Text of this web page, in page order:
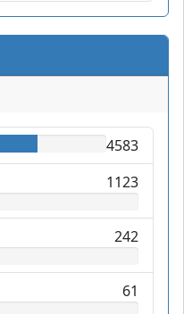
4583
1123
242
61